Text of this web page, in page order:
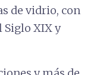
de vidrio, con
Siglo XIX y